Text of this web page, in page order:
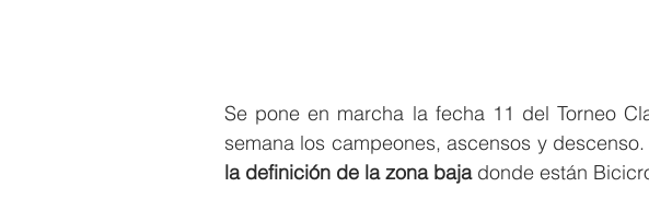
Se pone en marcha la fecha 11 del Torneo
semana los campeones, ascensos y
la definición de la zona baja donde están